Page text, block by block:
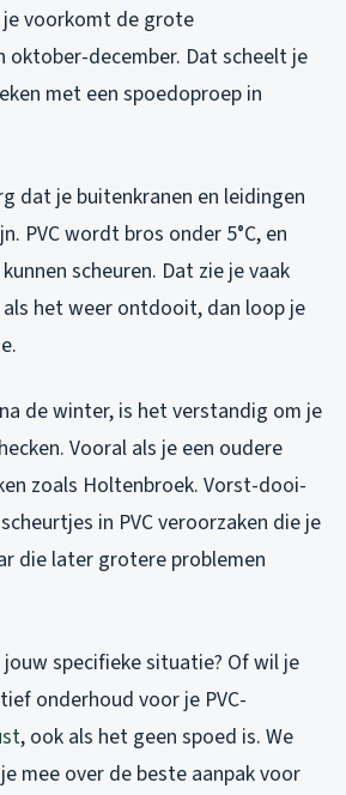
voorkomt de grote
oktober-december. Dat scheelt je
met een spoedoproep in
dat je buitenkranen en leidingen
PVC wordt bros onder 5°C, en
scheuren. Dat zie je vaak
het weer ontdooit, dan loop je
de winter, is het verstandig om je
Vooral als je een oudere
zoals Holtenbroek. Vorst-dooi-
in PVC veroorzaken die je
die later grotere problemen
jouw specifieke situatie? Of wil je
onderhoud voor je PVC-
, ook als het geen spoed is. We
mee over de beste aanpak voor